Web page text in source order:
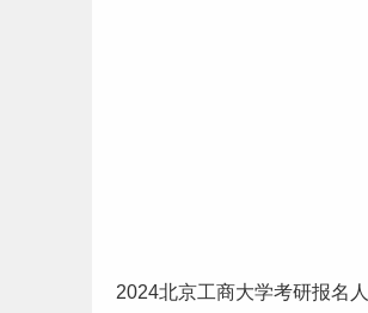
2024北京工商大学考研报名人